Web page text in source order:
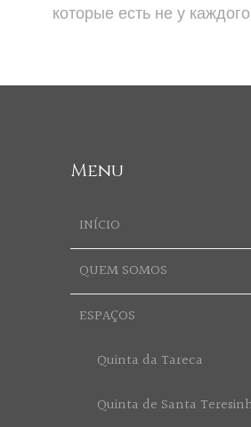
которые есть не у
Menu
INÍCIO
QUEM SOMOS
ESPAÇOS
Quinta da Tareca
Quinta de Santa